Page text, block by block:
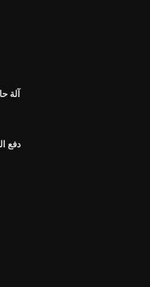
آلة
دفع